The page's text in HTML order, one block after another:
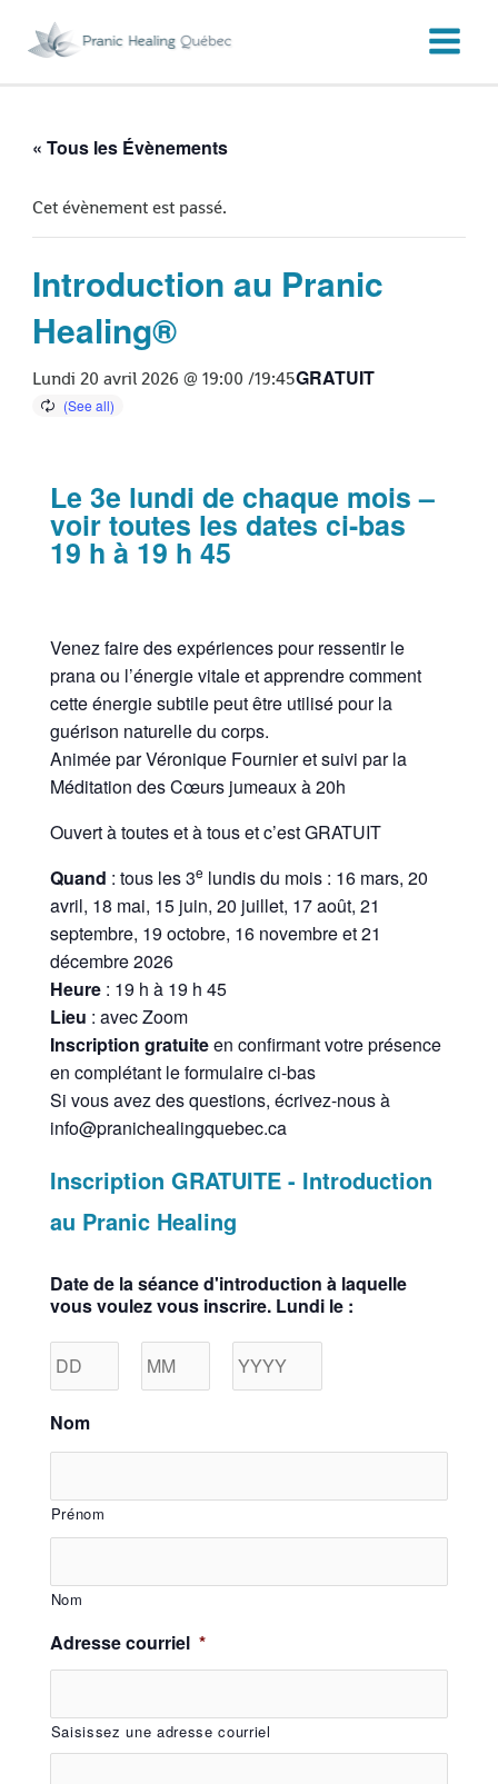
« Tous les Évènements
Cet évènement est passé.
Introduction au Pranic
Healing®
Lundi 20 avril 2026 @ 19:00 /19:45GRATUIT
Le 3e lundi de chaque mois –
voir toutes les dates ci-bas
19 h à 19 h 45
Venez faire des expériences pour ressentir le
prana ou l’énergie vitale et apprendre comment
cette énergie subtile peut être utilisé pour la
guérison naturelle du corps.
Animée par Véronique Fournier et suivi par la
Méditation des Cœurs jumeaux à 20h
Ouvert à toutes et à tous et c’est GRATUIT
Quand : tous les 3e lundis du mois : 16 mars, 20
avril, 18 mai, 15 juin, 20 juillet, 17 août, 21
septembre, 19 octobre, 16 novembre et 21
décembre 2026
Heure: 19 h à 19 h 45
Lieu : avec Zoom
Inscription gratuiteen confirmant votre présence
en complétant le formulaire ci-bas
Si vous avez des questions, écrivez-nous à
info@pranichealingquebec.ca
Inscription GRATUITE - Introduction
au Pranic Healing
Date de la séance d'introduction à laquelle
vous voulez vous inscrire. Lundi le :
Jour Mois Année
Nom
Prénom
Nom
Adresse courriel *
Saisissez une adresse courriel